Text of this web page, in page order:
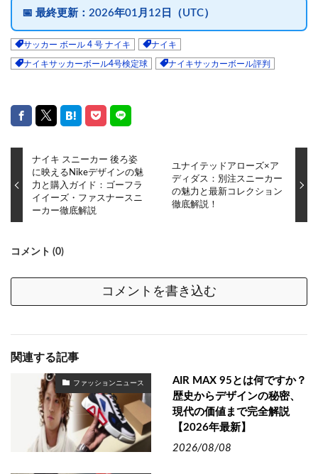
📅 最終更新： 2026年01月12日（UTC）
サッカー ボール 4 号 ナイキ ナイキ
ナイキサッカーボール4号検定球 ナイキサッカーボール評判
ナイキ スニーカー 後ろ姿
に映えるNikeデザインの魅
力と購入ガイド：ゴーフラ
イイーズ・ファスナースニ
ーカー徹底解説
ユナイテッドアローズ×ア
ディダス：別注スニーカー
の魅力と最新コレクション
徹底解説！
コメント (0)
コメントを書き込む
関連する記事
ファッションニュース
AIR MAX 95とは何ですか？
歴史からデザインの秘密、
現代の価値まで完全解説
【2026年最新】
2026/08/08